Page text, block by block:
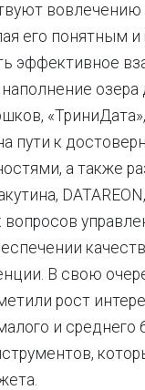
его понятным
эффективное
озера
пути к
а также
В свою
рост
и среднего